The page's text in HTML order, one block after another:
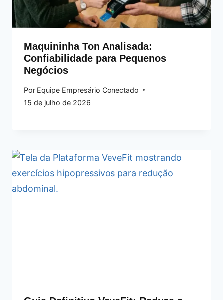
Maquininha Ton Analisada:
Confiabilidade para Pequenos
Negócios
Por Equipe Empresário Conectado
15 de julho de 2026